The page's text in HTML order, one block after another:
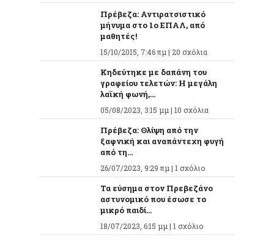
Πρέβεζα: Αντιρατσιστικό
μήνυμα στο 1ο ΕΠΑΛ, από
μαθητές!
15/10/2015, 7:46 πμ | 20 σχόλια
Κηδεύτηκε με δαπάνη του
γραφείου τελετών: Η μεγάλη
λαϊκή φωνή,...
05/08/2023, 3:15 μμ | 10 σχόλια
Πρέβεζα: Θλίψη από την
ξαφνική και αναπάντεχη φυγή
από τη...
26/07/2023, 9:29 πμ | 1 σχόλιο
Τα εύσημα στον Πρεβεζάνο
αστυνομικό που έσωσε το
μικρό παιδί...
18/07/2023, 6:15 μμ | 1 σχόλιο